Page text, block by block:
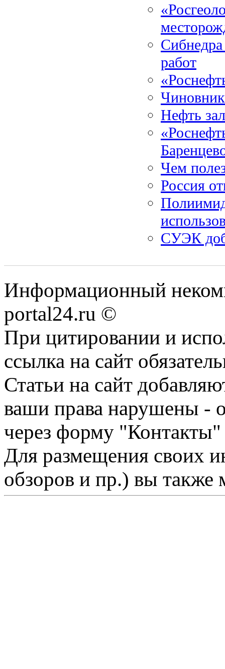
работ
Нефть
Чем
Россия
СУЭК
Информационный
portal24.ru ©
При цитировании и
ссылка на сайт
Статьи на сайт
ваши права нарушены -
через форму "Контакты"
Для размещения своих
обзоров и пр.) вы также